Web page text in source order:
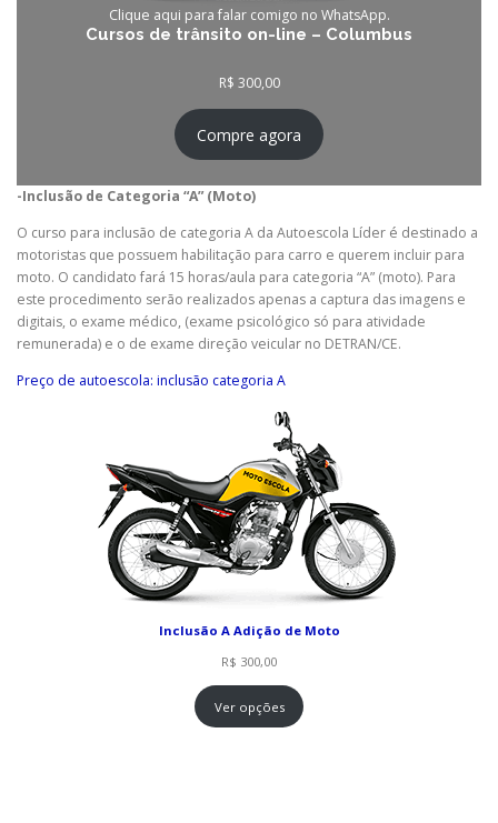
Clique aqui para falar comigo no WhatsApp.
Cursos de trânsito on-line – Columbus
R$ 300,00
Compre agora
-Inclusão de Categoria “A” (Moto)
O curso para inclusão de categoria A da Autoescola Líder é destinado a
motoristas que possuem habilitação para carro e querem incluir para
moto. O candidato fará 15 horas/aula para categoria “A” (moto). Para
este procedimento serão realizados apenas a captura das imagens e
digitais, o exame médico, (exame psicológico só para atividade
remunerada) e o de exame direção veicular no DETRAN/CE.
Preço de autoescola: inclusão categoria A
Inclusão A Adição de Moto
R$ 300,00
Ver opções